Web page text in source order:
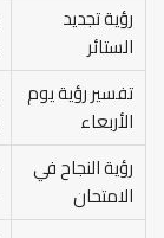
رؤية تجديد
الستائر
تفسير رؤية يوم
الأربعاء
رؤية النجاح في
الامتحان